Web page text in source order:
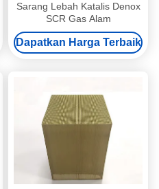
Sarang Lebah Katalis Denox
SCR Gas Alam
Dapatkan Harga Terbaik